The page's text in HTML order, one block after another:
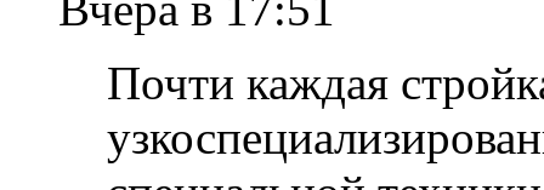
Почти каждая